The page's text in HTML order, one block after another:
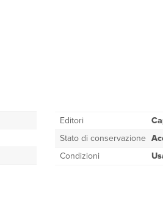
Editori
Stato di conservazione
Condizioni